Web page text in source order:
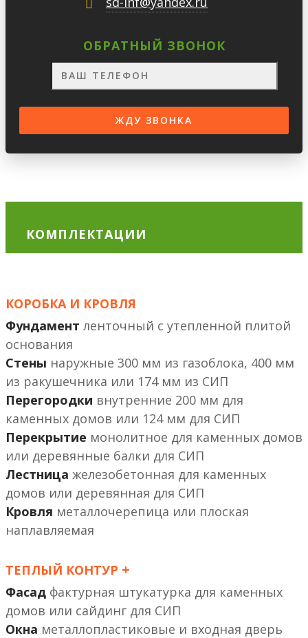
ОБРАТНЫЙ ЗВОНОК
КОМПЛЕКТАЦИИ
КОРОБКА И КРОВЛЯ
Фундамент ленточный с утепленной плитой
основания
Стены наружные 300 мм из газоблока, 400 мм
из ракушечника или 174 мм из СИП
Перегородки внутренние 200 мм
или 124 мм
Перекрытие монолитное
или деревянные балки
Лестница железобетонная
или деревянная
Кровля металлочерепица или плоская
наплавляемая
ТЕПЛЫЙ КОНТУР +
Фасад фактурная штукатурка
или сайдинг
Окна металлопластиковые и входная дверь